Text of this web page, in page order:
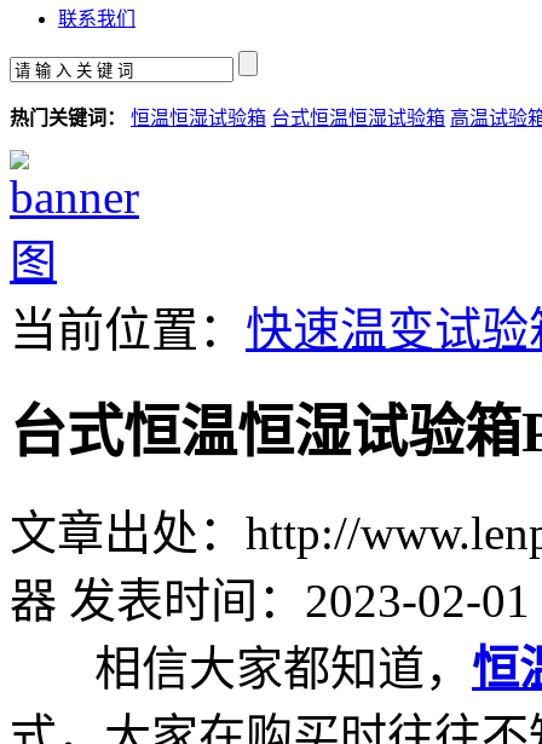
联系我们
热门关键词： 恒温恒湿试验箱 台式恒温恒湿试验箱 高温试验
当前位置： 快速温变试验
台式恒温恒湿试验
文章出处：http://
器 发表时间：2023-02-01
相信大家都知道， 恒